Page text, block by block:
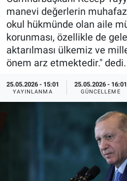
manevi değerlerin
okul hükmünde olan aile
korunması, özellikle de
aktarılması ülkemiz ve
önem arz etmektedir." dedi.
25.05.2026 - 15:01
YAYINLANMA
25.05.2026 - 16:01
GÜNCELLEME
Trend
Özel Haberler
Yazarlar
Ekonomi
Dünya
Medya
Özel Haberler
Sağlık
Son Dakika Haberleri
Haber Arşivi